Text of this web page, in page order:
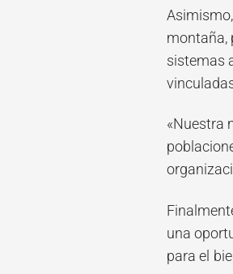
montaña,
sistemas
«Nuestra
una
para el